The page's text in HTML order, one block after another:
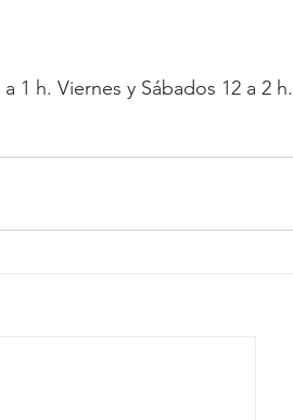
1 h. Viernes y Sábados 12 a 2 h.